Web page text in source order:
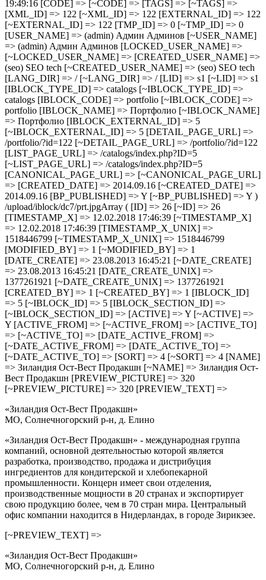
19:49:16 [CODE] => [~CODE] => [TAGS] => [~TAGS] =>
[XML_ID] => 122 [~XML_ID] => 122 [EXTERNAL_ID] => 122
[~EXTERNAL_ID] => 122 [TMP_ID] => 0 [~TMP_ID] => 0
[USER_NAME] => (admin) Админ Админов [~USER_NAME]
=> (admin) Админ Админов [LOCKED_USER_NAME] =>
[~LOCKED_USER_NAME] => [CREATED_USER_NAME] =>
(seo) SEO tech [~CREATED_USER_NAME] => (seo) SEO tech
[LANG_DIR] => / [~LANG_DIR] => / [LID] => s1 [~LID] => s1
[IBLOCK_TYPE_ID] => catalogs [~IBLOCK_TYPE_ID] =>
catalogs [IBLOCK_CODE] => portfolio [~IBLOCK_CODE] =>
portfolio [IBLOCK_NAME] => Портфолио [~IBLOCK_NAME]
=> Портфолио [IBLOCK_EXTERNAL_ID] => 5
[~IBLOCK_EXTERNAL_ID] => 5 [DETAIL_PAGE_URL] =>
/portfolio/?id=122 [~DETAIL_PAGE_URL] => /portfolio/?id=122
[LIST_PAGE_URL] => /catalogs/index.php?ID=5
[~LIST_PAGE_URL] => /catalogs/index.php?ID=5
[CANONICAL_PAGE_URL] => [~CANONICAL_PAGE_URL]
=> [CREATED_DATE] => 2014.09.16 [~CREATED_DATE] =>
2014.09.16 [BP_PUBLISHED] => Y [~BP_PUBLISHED] => Y )
/upload/iblock/dc7/prt.jpgArray ( [ID] => 26 [~ID] => 26
[TIMESTAMP_X] => 12.02.2018 17:46:39 [~TIMESTAMP_X]
=> 12.02.2018 17:46:39 [TIMESTAMP_X_UNIX] =>
1518446799 [~TIMESTAMP_X_UNIX] => 1518446799
[MODIFIED_BY] => 1 [~MODIFIED_BY] => 1
[DATE_CREATE] => 23.08.2013 16:45:21 [~DATE_CREATE]
=> 23.08.2013 16:45:21 [DATE_CREATE_UNIX] =>
1377261921 [~DATE_CREATE_UNIX] => 1377261921
[CREATED_BY] => 1 [~CREATED_BY] => 1 [IBLOCK_ID]
=> 5 [~IBLOCK_ID] => 5 [IBLOCK_SECTION_ID] =>
[~IBLOCK_SECTION_ID] => [ACTIVE] => Y [~ACTIVE] =>
Y [ACTIVE_FROM] => [~ACTIVE_FROM] => [ACTIVE_TO]
=> [~ACTIVE_TO] => [DATE_ACTIVE_FROM] =>
[~DATE_ACTIVE_FROM] => [DATE_ACTIVE_TO] =>
[~DATE_ACTIVE_TO] => [SORT] => 4 [~SORT] => 4 [NAME]
=> Зиландия Ост-Вест Продакшн [~NAME] => Зиландия Ост-
Вест Продакшн [PREVIEW_PICTURE] => 320
[~PREVIEW_PICTURE] => 320 [PREVIEW_TEXT] =>
«Зиландия Ост-Вест Продакшн»
МО, Солнечногорский р-н, д. Елино
«Зиландия Ост-Вест Продакшн» - международная группа
компаний, основной деятельностью которой является
разработка, производство, продажа и дистрибуция
ингредиентов для кондитерской и хлебопекарной
промышленности. Концерн имеет свои отделения,
производственные мощности в 20 странах и экспортирует
свою продукцию более, чем в 70 стран мира. Центральный
офис компании находится в Нидерландах, в городе Зирикзее.
[~PREVIEW_TEXT] =>
«Зиландия Ост-Вест Продакшн»
МО, Солнечногорский р-н, д. Елино